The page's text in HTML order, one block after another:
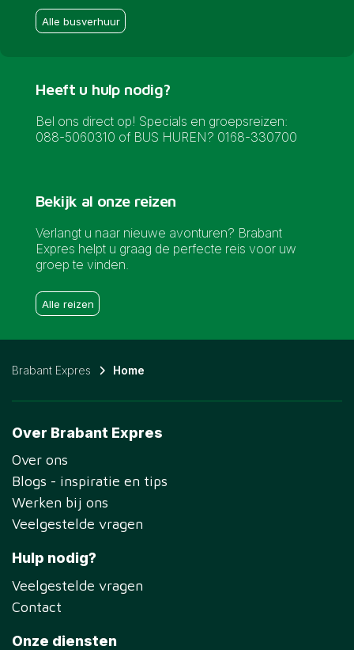
Alle busverhuur
Heeft u hulp nodig?
Bel ons direct op! Specials en groepsreizen:
088-5060310 of BUS HUREN? 0168-330700
Bekijk al onze reizen
Verlangt u naar nieuwe avonturen? Brabant
Expres helpt u graag de perfecte reis voor uw
groep te vinden.
Alle reizen
Brabant Expres Home
Over Brabant Expres
Over ons
Blogs - inspiratie en tips
Werken bij ons
Veelgestelde vragen
Hulp nodig?
Veelgestelde vragen
Contact
Onze diensten